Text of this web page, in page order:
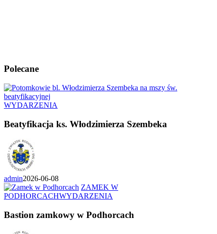
Polecane
WYDARZENIA
Beatyfikacja ks. Włodzimierza Szembeka
admin2026-06-08
ZAMEK W
PODHORCACHWYDARZENIA
Bastion zamkowy w Podhorcach